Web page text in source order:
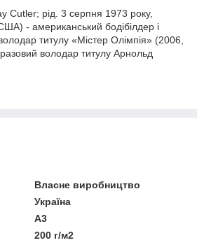
Cutler; рід. 3 серпня 1973 року,
- американський бодібілдер і
титулу «Містер Олімпія» (2006,
володар титулу Арнольд
Власне виробництво
Україна
A3
200 г/м2